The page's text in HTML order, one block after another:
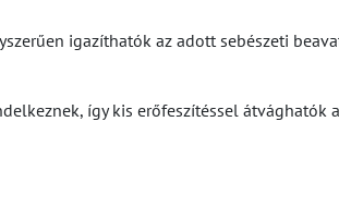
igazíthatók az adott sebészeti
így kis erőfeszítéssel